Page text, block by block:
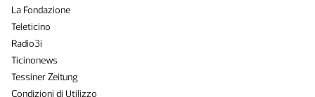
La Fondazione
Teleticino
Radio3i
Ticinonews
Tessiner Zeitung
Condizioni di Utilizzo